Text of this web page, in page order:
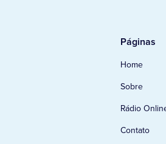
Páginas
Home
Sobre
Rádio
Contato